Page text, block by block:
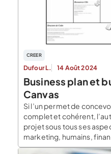
CREER
Dufour L. 14 Août 2024
Business plan et
Canvas
Si l’un permet de
complet et cohérent,
projet sous tous ses
marketing, humains,
ou plan d’affaires, doit